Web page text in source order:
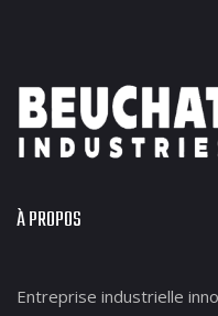
À PROPOS
Entreprise industrielle